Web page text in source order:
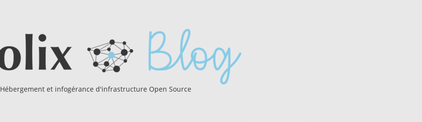
Hébergement et infogérance d'infrastructure Open Source